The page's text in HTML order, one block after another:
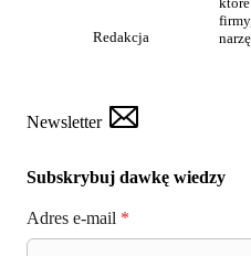
Redakcja
Newsletter
Subskrybuj dawkę wiedzy
Adres e-mail *